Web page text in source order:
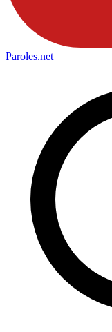
Paroles.net